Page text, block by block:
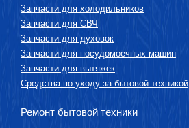
Запчасти для холодильников
Запчасти для СВЧ
Запчасти для духовок
Запчасти для посудомоечных машин
Запчасти для вытяжек
Средства по уходу за бытовой техникой
Ремонт бытовой техники